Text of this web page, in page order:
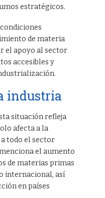
estratégicos.
de materia
el apoyo al sector
accesibles y
industria
situación refleja
afecta a la
todo el sector
el aumento
de materias primas
internacional, así
en países